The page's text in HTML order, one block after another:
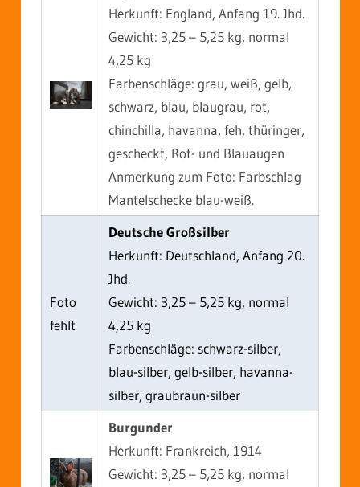
Herkunft: England, Anfang 19. Jhd.
Gewicht: 3,25 – 5,25 kg, normal
4,25 kg
Farbenschläge: grau, weiß, gelb,
schwarz, blau, blaugrau, rot,
chinchilla, havanna, feh, thüringer,
gescheckt, Rot- und Blauaugen
Anmerkung zum Foto: Farbschlag
Mantelschecke blau-weiß.
Foto
fehlt
Deutsche Großsilber
Herkunft: Deutschland, Anfang 20.
Jhd.
Gewicht: 3,25 – 5,25 kg, normal
4,25 kg
Farbenschläge: schwarz-silber,
blau-silber, gelb-silber, havanna-
silber, graubraun-silber
Burgunder
Herkunft: Frankreich, 1914
Gewicht: 3,25 – 5,25 kg, normal